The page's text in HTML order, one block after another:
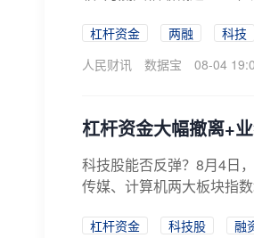
杠杆资金 两融
科技
人民财讯
数据宝 08-04
杠杆资金大幅撤离+
科技股能否反弹？8月4日
传媒、计算机两大板块指
杠杆资金 科技股
融